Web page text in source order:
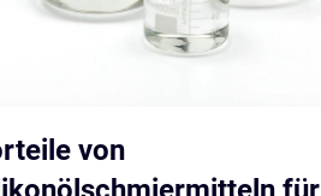
von